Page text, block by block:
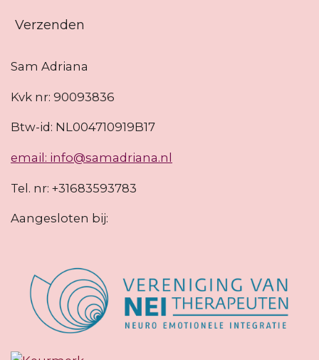
Verzenden
Sam Adriana
Kvk nr: 90093836
Btw-id: NL004710919B17
email: info@samadriana.nl
Tel. nr: +31683593783
Aangesloten bij: